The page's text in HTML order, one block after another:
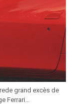
grand excès de
Ferrari…